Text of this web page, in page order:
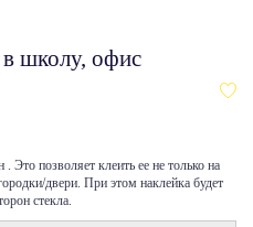
школу, офис
Это позволяет клеить ее не только на
двери. При этом наклейка будет
стекла.